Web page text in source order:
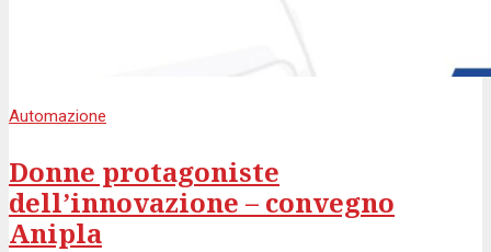
Automazione
Donne protagoniste
dell’innovazione – convegno
Anipla